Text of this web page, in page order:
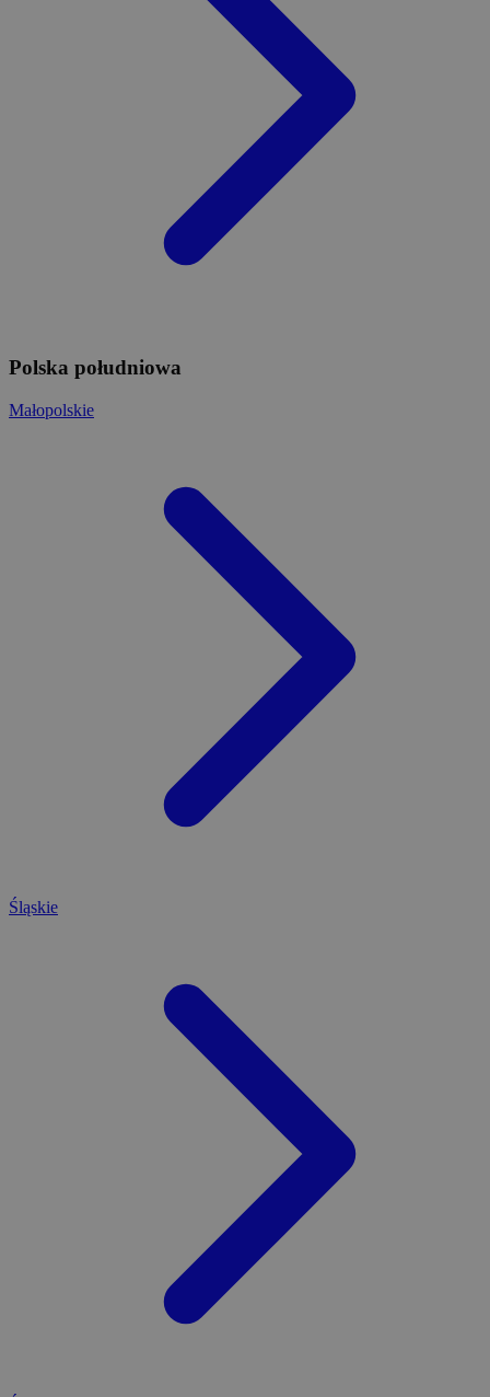
Polska południowa
Małopolskie
Śląskie